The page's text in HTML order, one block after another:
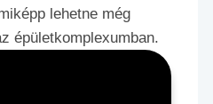
lehetne még
épületkomplexumban.